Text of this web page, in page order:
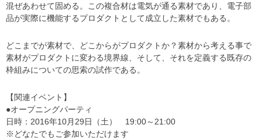
混ぜあわせて固める。この複合材は電気が通る素材であり、電子部
品が実際に機能するプロダクトとして成立した素材でもある。
どこまでが素材で、どこからがプロダクトか？素材から考える事で
素材がプロダクトに変わる境界線、そして、それを定義する既存の
枠組みについての思索の試作である。
【関連イベント】
●オープニングパーティ
日時：2016年10月29日（土） 19:00～21:00
※どなたでもご参加いただけます